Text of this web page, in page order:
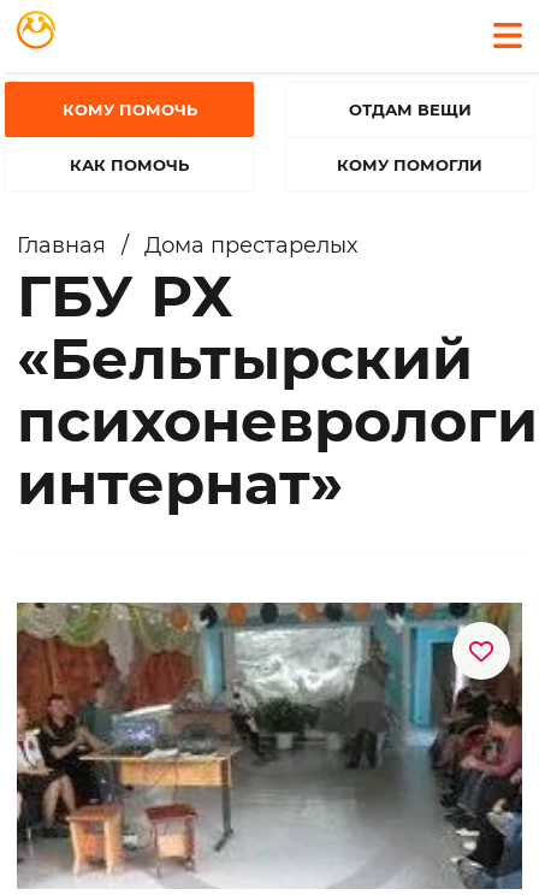
КОМУ ПОМОЧЬ
КАК ПОМОЧЬ
ОТДАМ ВЕЩИ
КОМУ ПОМОГЛИ
Главная / Дома престарелых
ГБУ РХ
«Бельтырский
интернат»